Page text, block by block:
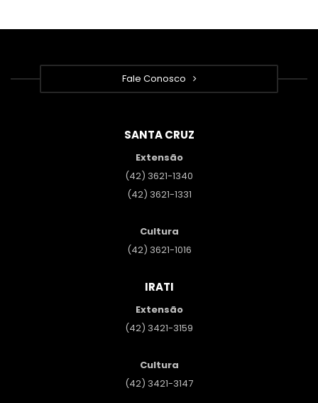
Fale Conosco
SANTA CRUZ
Extensão
(42) 3621-1340
(42) 3621-1331
Cultura
(42) 3621-1016
IRATI
Extensão
(42) 3421-3159
Cultura
(42) 3421-3147